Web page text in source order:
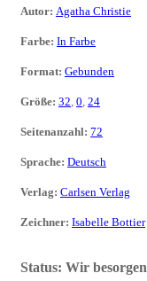
Autor: Agatha Christie
Farbe: In Farbe
Format: Gebunden
Größe: 32, 0, 24
Seitenanzahl: 72
Sprache: Deutsch
Verlag: Carlsen Verlag
Zeichner: Isabelle Bottier
Status: Wir besorgen